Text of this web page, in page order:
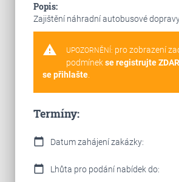
Popis:
Zajištění náhradní autobusové
warning UPOZORNĚNÍ: pro zobrazení
podmínekse registrujte
se přihlašte.
Termíny:
calendar_today Datum zahájení zakázky:
calendar_today Lhůta pro podání nabídek do: